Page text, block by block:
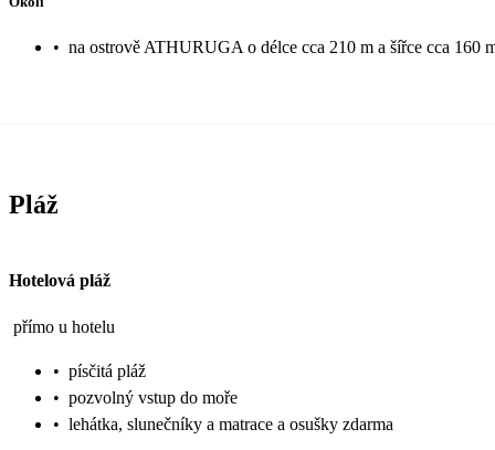
• na ostrově ATHURUGA o délce cca 210 m a šířce cca 160
Pláž
Hotelová pláž
přímo u hotelu
• písčitá pláž
• pozvolný vstup do moře
• lehátka, slunečníky a matrace a osušky zdarma